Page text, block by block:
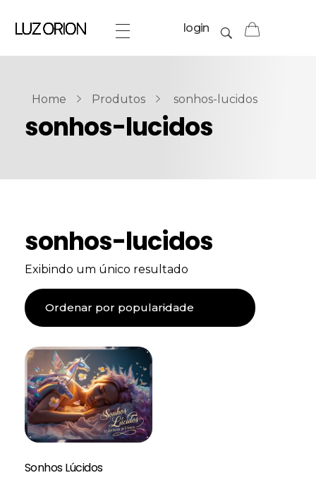
login
Home Produtos sonhos-lucidos
sonhos-lucidos
sonhos-lucidos
Exibindo um único resultado
Sonhos Lúcidos